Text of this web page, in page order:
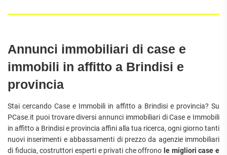
Annunci immobiliari di case e
immobili in affitto a Brindisi e
provincia
Stai cercando Case e Immobili in affitto a Brindisi e provincia? Su
PCase.it puoi trovare diversi annunci immobiliari di Case e Immobili
in affitto a Brindisi e provincia affini alla tua ricerca, ogni giorno tanti
nuovi inserimenti e abbassamenti di prezzo da agenzie immobiliari
di fiducia, costruttori esperti e privati che offrono le migliori case e